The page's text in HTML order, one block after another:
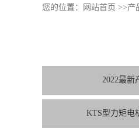
您的位置： 网站首页 >>产
2022最新
KTS型力矩电